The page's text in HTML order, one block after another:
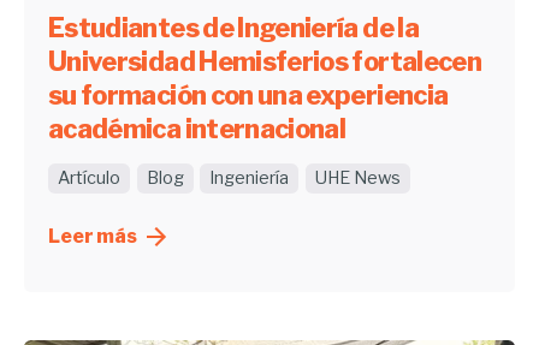
Estudiantes de Ingeniería de la
Universidad Hemisferios fortalecen
su formación con una experiencia
académica internacional
Artículo Blog Ingeniería UHE News
Leer más